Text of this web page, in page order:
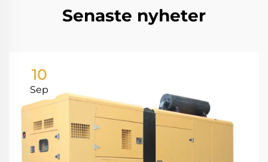
Senaste nyheter
10
Sep